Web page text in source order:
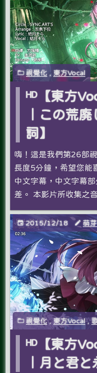
視覺化 , 東方Vocal
ᴴᴰ【東方
｜この荒
詞】
嗨！這是我們第26部
長度5分鐘，希望您能
中文字幕，中文字幕
差。 本影片所收集之
2015/12/18 萌
視覺化,東方Vocal,
ᴴᴰ【東方
｜月と君